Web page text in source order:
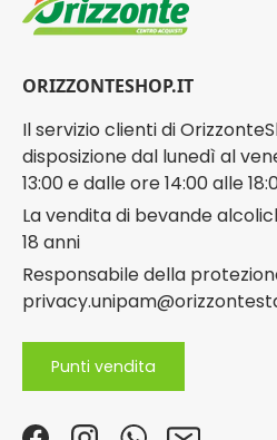
ORIZZONTESHOP.IT
Il servizio clienti di
disposizione dal lunedì al
13:00 e dalle ore 14:00 alle
La vendita di bevande
18 anni
Responsabile della
Punti vendita